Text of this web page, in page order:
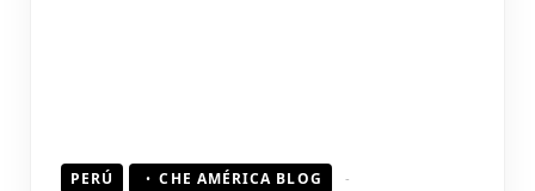
PERÚ CHE AMÉRICA BLOG